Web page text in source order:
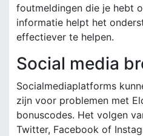
foutmeldingen die je hebt
informatie helpt het
effectiever te helpen.
Social media
Socialmediaplatforms
zijn voor problemen met
bonuscodes. Het volgen
Twitter, Facebook of